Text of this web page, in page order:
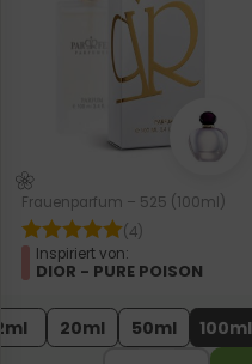
Frauenparfum – 525 (100ml)
(4)
Inspiriert von:
DIOR - PURE POISON
20ml 50ml 100ml